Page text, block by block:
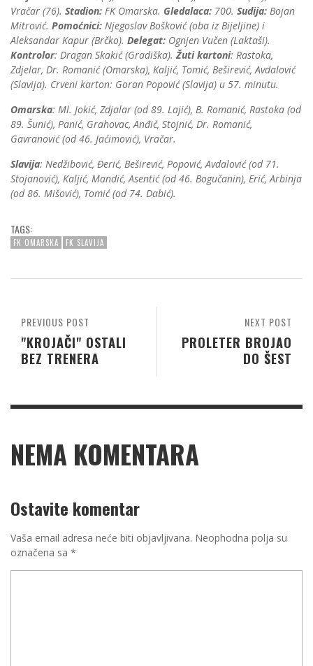
Vračar (76). Stadion: FK Omarska. Gledalaca: 700. Sudija: Bojan
Mitrović. Pomoćnici: Njegoslav Bošković (oba iz Bijeljine) i
Aleksandar Kapur (Brčko). Delegat: Ognjen Vučen (Laktaši).
Kontrolor: Dragan Skakić (Gradiška).Žuti kartoni: Rastoka,
Zdjelar, Dr. Romanić (Omarska), Kaljić, Tomić, Beširević, Avdalović
(Slavija). Crveni karton: Goran Popović (Slavija) u 57. minutu.
Omarska: Ml. Jokić, Zdjalar (od 89. Lajić), B. Romanić, Rastoka (od
89. Šunić), Panić, Grahovac, Anđić, Stojnić, Dr. Romanić,
Gavranović (od 46. Jaćimović), Vračar.
Slavija: Nedžibović, Đerić, Beširević, Popović, Avdalović (od 71.
Stojanović), Kaljić, Mandić, Asentić (od 46. Bogučanin), Erić, Arbinja
(od 86. Mišović), Tomić (od 74. Dabić).
TAGS:
FK OMARSKA FK SLAVIJA
NEXT POST
PROLETER BROJAO
DO ŠEST
PREVIOUS POST
"KROJAČI" OSTALI
BEZ TRENERA
NEMA KOMENTARA
Ostavite komentar
Vaša email adresa neće biti objavljivana. Neophodna polja su
označena sa *